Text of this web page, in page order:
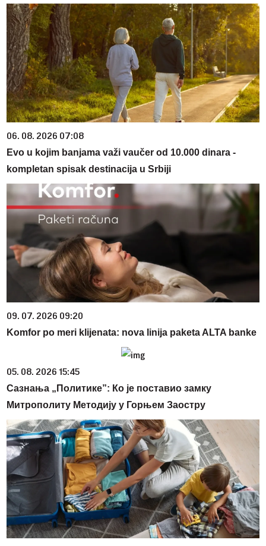
06. 08. 2026 07:08
Evo u kojim banjama važi vaučer od 10.000 dinara -
kompletan spisak destinacija u Srbiji
09. 07. 2026 09:20
Komfor po meri klijenata: nova linija paketa ALTA banke
05. 08. 2026 15:45
Сазнања „Политике”: Ко је поставио замку
Митрополиту Методију у Горњем Заостру